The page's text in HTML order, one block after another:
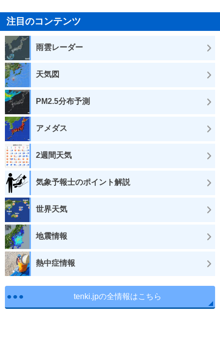
注目のコンテンツ
雨雲レーダー
天気図
PM2.5分布予測
アメダス
2週間天気
気象予報士のポイント解説
世界天気
地震情報
熱中症情報
tenki.jpの全情報はこちら